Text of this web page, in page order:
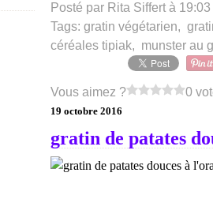
Posté par Rita Siffert à 19:03
Tags: gratin végétarien,
céréales tipiak, munster au
Vous aimez ? 0
19 octobre 2016
gratin de patates